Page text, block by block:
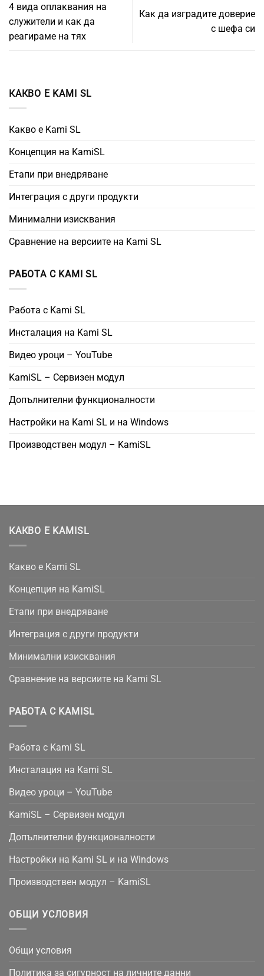
4 вида оплаквания на
служители и как да
реагираме на тях
Как да изградите доверие
с шефа си
КАКВО Е KAMI SL
Какво е Kami SL
Концепция на KamiSL
Етапи при внедряване
Интеграция с други продукти
Минимални изисквания
Сравнение на версиите на Kami SL
РАБОТА С KAMI SL
Работа с Kami SL
Инсталация на Kami SL
Видео уроци – YouTube
KamiSL – Сервизен модул
Допълнителни функционалности
Настройки на Kami SL и на Windows
Производствен модул – KamiSL
КАКВО Е KAMISL
Какво е Kami SL
Концепция на KamiSL
Етапи при внедряване
Интеграция с други продукти
Минимални изисквания
Сравнение на версиите на Kami SL
РАБОТА С KAMISL
Работа с Kami SL
Инсталация на Kami SL
Видео уроци – YouTube
KamiSL – Сервизен модул
Допълнителни функционалности
Настройки на Kami SL и на Windows
Производствен модул – KamiSL
ОБЩИ УСЛОВИЯ
Общи условия
Политика за сигурност на личните данни